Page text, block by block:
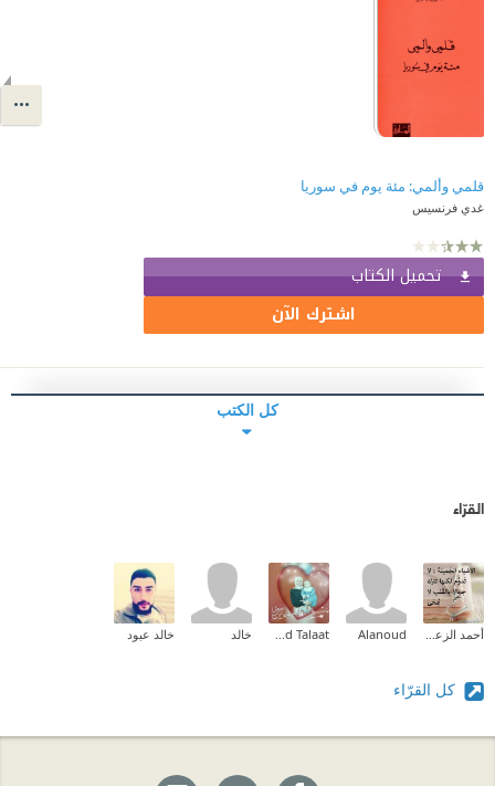
قلمي وألمي: مئة يوم في سوريا
غدي فرنسيس
تحميل الكتاب
اشترك الآن
كل الكتب
القرّاء
Alanoud خالد خالد عبود
كل القرّاء